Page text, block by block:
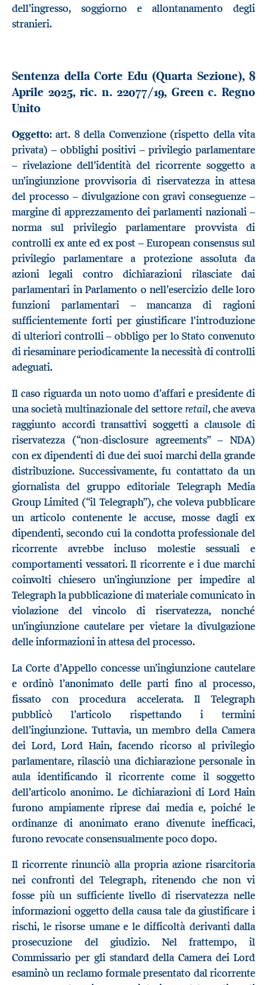
dell’ingresso, soggiorno e allontanamento degli
stranieri.
Sentenza della Corte Edu (Quarta Sezione), 8
Aprile 2025, ric. n. 22077/19, Green c. Regno
Unito
Oggetto: art. 8 della Convenzione (rispetto della vita
privata) – obblighi positivi – privilegio parlamentare
– rivelazione dell’identità del ricorrente soggetto a
un’ingiunzione provvisoria di riservatezza in attesa
del processo – divulgazione con gravi conseguenze –
margine di apprezzamento dei parlamenti nazionali –
norma sul privilegio parlamentare provvista di
controlli ex ante ed ex post – European consensus sul
privilegio parlamentare a protezione assoluta da
azioni legali contro dichiarazioni rilasciate dai
parlamentari in Parlamento o nell’esercizio delle loro
funzioni parlamentari – mancanza di ragioni
sufficientemente forti per giustificare l'introduzione
di ulteriori controlli – obbligo per lo Stato convenuto
di riesaminare periodicamente la necessità di controlli
adeguati.
Il caso riguarda un noto uomo d’affari e presidente di
una società multinazionale del settoreretail, che aveva
raggiunto accordi transattivi soggetti a clausole di
riservatezza (“non-disclosure agreements” – NDA)
con ex dipendenti di due dei suoi marchi della grande
distribuzione. Successivamente, fu contattato da un
giornalista del gruppo editoriale Telegraph Media
Group Limited (“il Telegraph”), che voleva pubblicare
un articolo contenente le accuse, mosse dagli ex
dipendenti, secondo cui la condotta professionale del
ricorrente avrebbe incluso molestie sessuali e
comportamenti vessatori. Il ricorrente e i due marchi
coinvolti chiesero un’ingiunzione per impedire al
Telegraph la pubblicazione di materiale comunicato in
violazione del vincolo di riservatezza, nonché
un’ingiunzione cautelare per vietare la divulgazione
delle informazioni in attesa del processo.
La Corte d’Appello concesse un’ingiunzione cautelare
e ordinò l’anonimato delle parti fino al processo,
fissato con procedura accelerata. Il Telegraph
pubblicò l’articolo rispettando i termini
dell’ingiunzione. Tuttavia, un membro della Camera
dei Lord, Lord Hain, facendo ricorso al privilegio
parlamentare, rilasciò una dichiarazione personale in
aula identificando il ricorrente come il soggetto
dell’articolo anonimo. Le dichiarazioni di Lord Hain
furono ampiamente riprese dai media e, poiché le
ordinanze di anonimato erano divenute inefficaci,
furono revocate consensualmente poco dopo.
Il ricorrente rinunciò alla propria azione risarcitoria
nei confronti del Telegraph, ritenendo che non vi
fosse più un sufficiente livello di riservatezza nelle
informazioni oggetto della causa tale da giustificare i
rischi, le risorse umane e le difficoltà derivanti dalla
prosecuzione del giudizio. Nel frattempo, il
Commissario per gli standard della Camera dei Lord
esaminò un reclamo formale presentato dal ricorrente